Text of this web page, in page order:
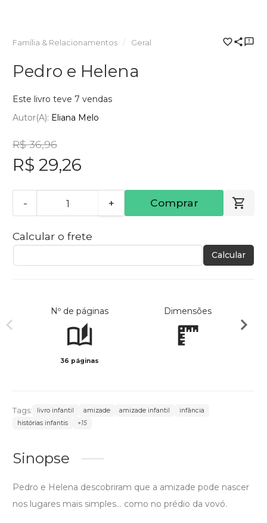
Família & Relacionamentos Geral
Pedro e Helena
Este livro teve 7 vendas
Autor(a): Eliana Melo
R$ 36,96
R$ 29,26
- + Comprar
Calcular o frete
Calcular
Nº de páginas
36 páginas
Dimensões
Tags: livro infantil amizade amizade infantil
infância
histórias infantis
+15
Sinopse
Pedro e Helena descobriram que a amizade pode nascer
nos lugares mais simples… como no prédio da vovó.